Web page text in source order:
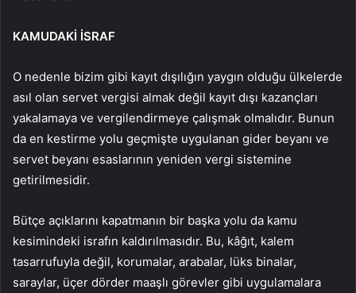
KAMUDAKİ İSRAF
O nedenle bizim gibi kayıt dışılığın yaygın olduğu ülkelerde
asıl olan servet vergisi almak değil kayıt dışı kazançları
yakalamaya ve vergilendirmeye çalışmak olmalıdır. Bunun
da en kestirme yolu geçmişte uygulanan gider beyanı ve
servet beyanı esaslarının yeniden vergi sistemine
getirilmesidir.
Bütçe açıklarını kapatmanın bir başka yolu da kamu
kesimindeki israfın kaldırılmasıdır. Bu, kâğıt, kalem
tasarrufuyla değil, korumalar, arabalar, lüks binalar,
saraylar, üçer dörder maaşlı görevler gibi uygulamalara